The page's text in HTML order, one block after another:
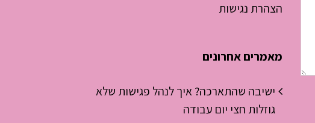
הצהרת נגישות
מאמרים אחרונים
ישיבה שהתארכה? איך לנהל פגישות שלא
גוזלות חצי יום עבודה